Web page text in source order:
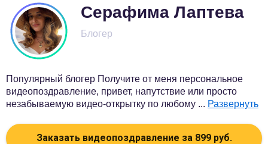
Серафима Лаптева
Блогер
Популярный блогер Получите от меня персональное
видеопоздравление, привет, напутствие или просто
незабываемую видео-открытку по любому ... Развернуть
Заказать видеопоздравление за 899руб.